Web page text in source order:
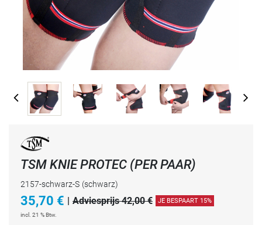
TSM KNIE PROTEC (PER PAAR)
2157-schwarz-S (schwarz)
35,70 € | Adviesprijs 42,00 € JE BESPAART 15%
incl. 21 % Btw.